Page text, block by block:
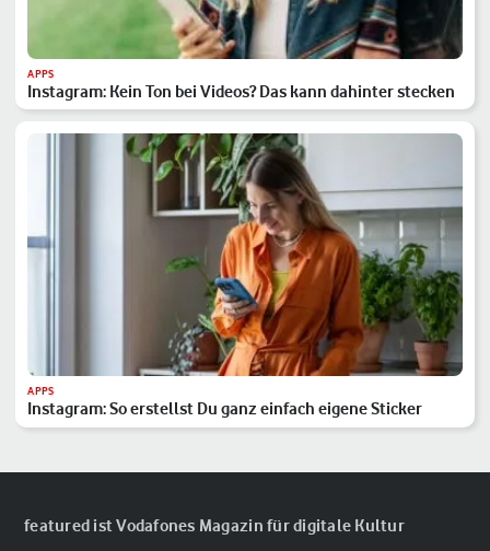
APPS
Instagram: Kein Ton bei Videos? Das kann dahinter stecken
APPS
Instagram: So erstellst Du ganz einfach eigene Sticker
featured ist Vodafones Magazin für digitale Kultur